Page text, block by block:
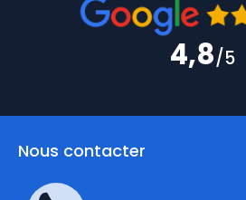
4,8/5
Nous contacter